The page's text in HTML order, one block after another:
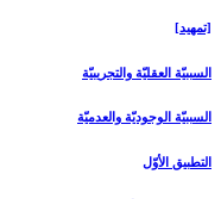
[تمهيد]
السببيّة العقليّة والتجريبيّة
السببيّة الوجوديّة والعدميّة
التطبيق الأوّل‏